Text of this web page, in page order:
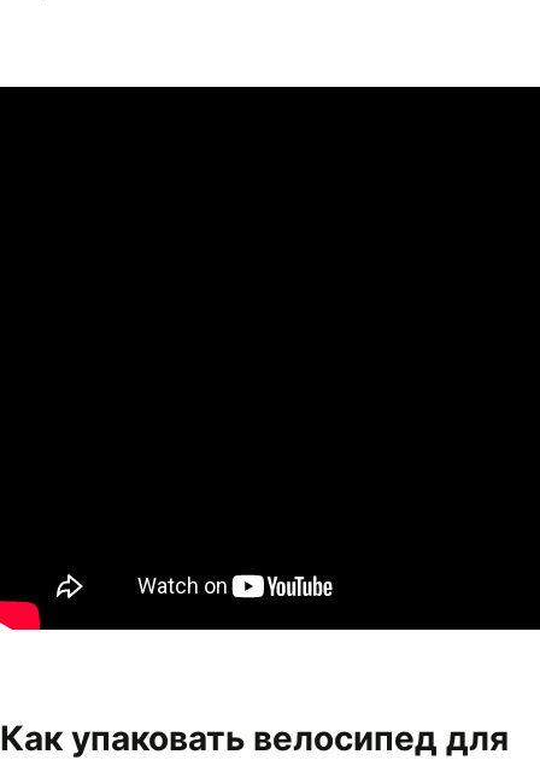
Как упаковать велосипед для